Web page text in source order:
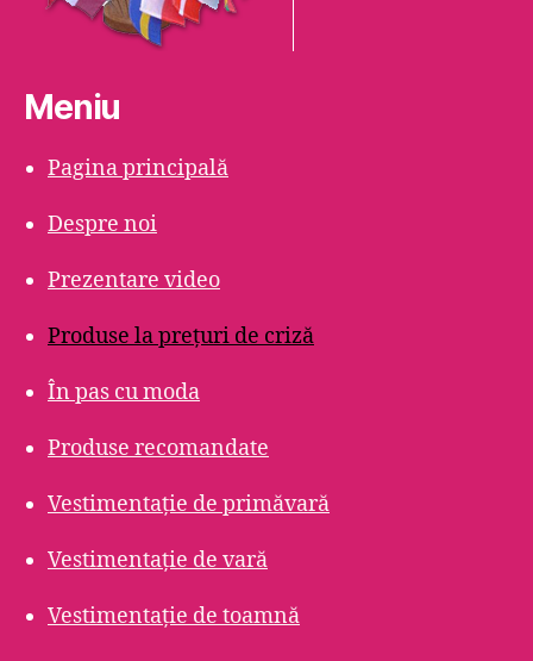
Meniu
Pagina principală
Despre noi
Prezentare video
Produse la prețuri de criză
În pas cu moda
Produse recomandate
Vestimentație de primăvară
Vestimentație de vară
Vestimentație de toamnă